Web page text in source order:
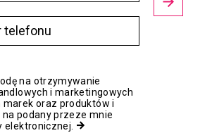
na otrzymywanie
i marketingowych
marek oraz produktów i
na podany przeze mnie
elektronicznej.